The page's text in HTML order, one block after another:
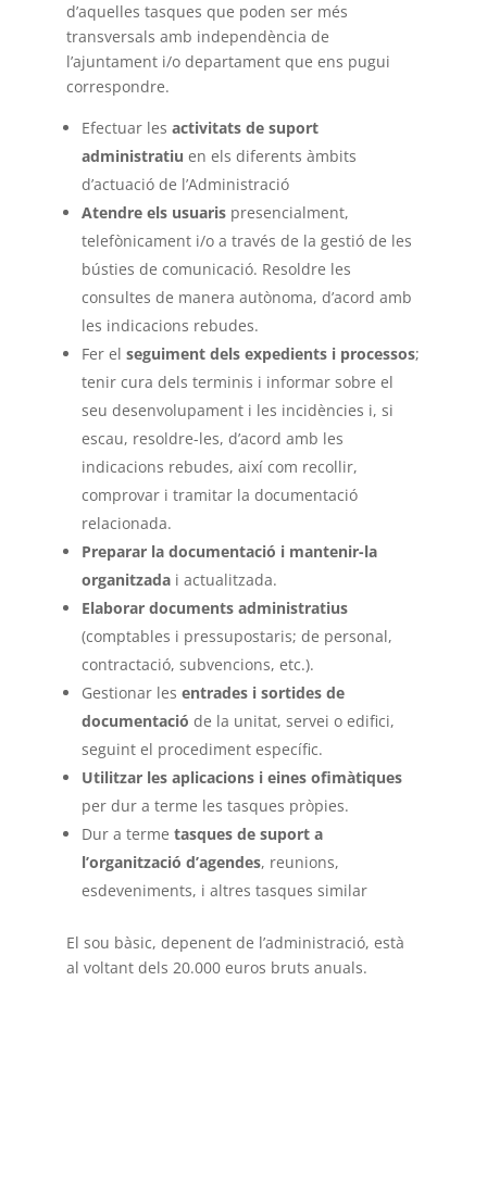
d’aquelles tasques que poden ser més
transversals amb independència de
l’ajuntament i/o departament que ens pugui
correspondre.
Efectuar les activitats de suport
administratiu en els diferents àmbits
d’actuació de l’Administració
Atendre els usuaris presencialment,
telefònicament i/o a través de la gestió de les
bústies de comunicació. Resoldre les
consultes de manera autònoma, d’acord amb
les indicacions rebudes.
Fer el seguiment dels expedients i processos;
tenir cura dels terminis i informar sobre el
seu desenvolupament i les incidències i, si
escau, resoldre-les, d’acord amb les
indicacions rebudes, així com recollir,
comprovar i tramitar la documentació
relacionada.
Preparar la documentació i mantenir-la
organitzada i actualitzada.
Elaborar documents administratius
(comptables i pressupostaris; de personal,
contractació, subvencions, etc.).
Gestionar les entrades i sortides de
documentació de la unitat, servei o edifici,
seguint el procediment específic.
Utilitzar les aplicacions i eines ofimàtiques
per dur a terme les tasques pròpies.
Dur a terme tasques de suport a
l’organització d’agendes, reunions,
esdeveniments, i altres tasques similar
El sou bàsic, depenent de l’administració, està
al voltant dels 20.000 euros bruts anuals.